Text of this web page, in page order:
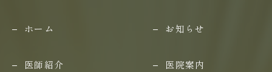
ホーム お知らせ
医師紹介 医院案内